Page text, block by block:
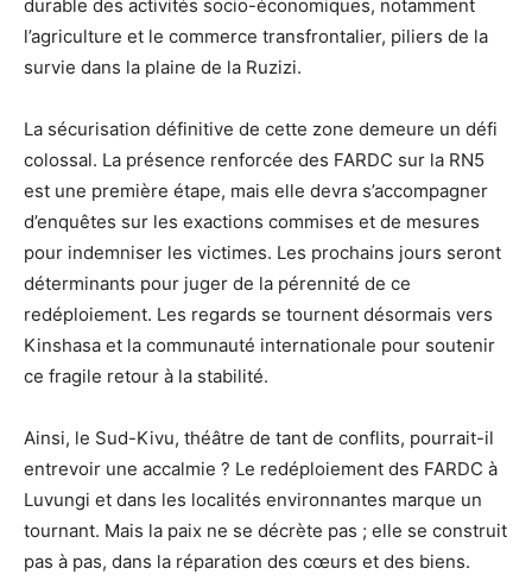
durable des activités socio-économiques, notamment
l’agriculture et le commerce transfrontalier, piliers de la
survie dans la plaine de la Ruzizi.
La sécurisation définitive de cette zone demeure un défi
colossal. La présence renforcée des FARDC sur la RN5
est une première étape, mais elle devra s’accompagner
d’enquêtes sur les exactions commises et de mesures
pour indemniser les victimes. Les prochains jours seront
déterminants pour juger de la pérennité de ce
redéploiement. Les regards se tournent désormais vers
Kinshasa et la communauté internationale pour soutenir
ce fragile retour à la stabilité.
Ainsi, le Sud-Kivu, théâtre de tant de conflits, pourrait-il
entrevoir une accalmie ? Le redéploiement des FARDC à
Luvungi et dans les localités environnantes marque un
tournant. Mais la paix ne se décrète pas ; elle se construit
pas à pas, dans la réparation des cœurs et des biens.